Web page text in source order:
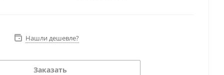
Нашли дешевле?
Заказать